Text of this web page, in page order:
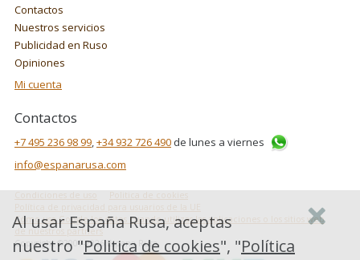
Contactos
Nuestros servicios
Publicidad en Ruso
Opiniones
Mi cuenta
Contactos
+7 495 236 98 99 +34 932 726 490 de lunes a viernes
info@espanarusa.com
Politica de cookies
Política de privacidad para usuarios de la UE
Cómo usa Google los datos cuando utilizas las aplicaciones o los sitios web
de nuestros partners
Copyright ©2007-2026 Espana Rusa
Al usar España Rusa, aceptas
nuestro "Politica de cookies", "Política